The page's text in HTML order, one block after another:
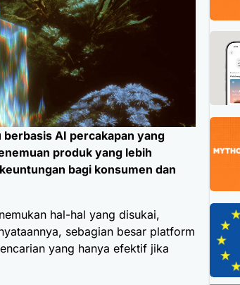
AI percakapan yang
produk yang lebih
bagi konsumen dan
hal-hal yang disukai,
sebagian besar platform
yang hanya efektif jika